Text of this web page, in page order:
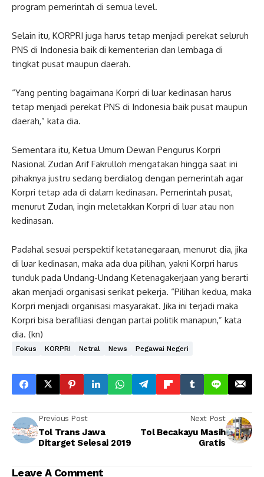
program pemerintah di semua level.
Selain itu, KORPRI juga harus tetap menjadi perekat seluruh
PNS di Indonesia baik di kementerian dan lembaga di
tingkat pusat maupun daerah.
“Yang penting bagaimana Korpri di luar kedinasan harus
tetap menjadi perekat PNS di Indonesia baik pusat maupun
daerah,” kata dia.
Sementara itu, Ketua Umum Dewan Pengurus Korpri
Nasional Zudan Arif Fakrulloh mengatakan hingga saat ini
pihaknya justru sedang berdialog dengan pemerintah agar
Korpri tetap ada di dalam kedinasan. Pemerintah pusat,
menurut Zudan, ingin meletakkan Korpri di luar atau non
kedinasan.
Padahal sesuai perspektif ketatanegaraan, menurut dia, jika
di luar kedinasan, maka ada dua pilihan, yakni Korpri harus
tunduk pada Undang-Undang Ketenagakerjaan yang berarti
akan menjadi organisasi serikat pekerja. “Pilihan kedua, maka
Korpri menjadi organisasi masyarakat. Jika ini terjadi maka
Korpri bisa berafiliasi dengan partai politik manapun,” kata
dia. (kn)
Fokus KORPRI Netral News Pegawai Negeri
Previous Post
Tol Trans Jawa
Ditarget Selesai 2019
Next Post
Tol Becakayu Masih
Gratis
Leave A Comment